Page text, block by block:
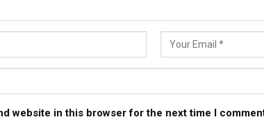
website in this browser for the next time I